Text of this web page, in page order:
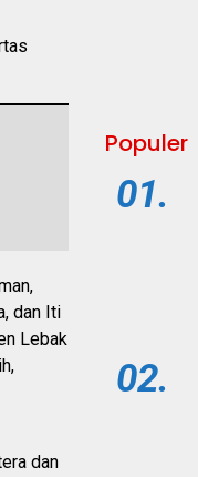
dan Iti
Lebak
dan
Populer
01.
02.